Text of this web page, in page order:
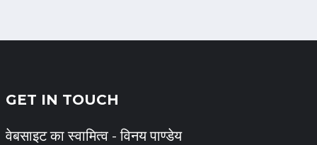
GET IN TOUCH
वेबसाइट का स्वामित्व - विनय पाण्डेय